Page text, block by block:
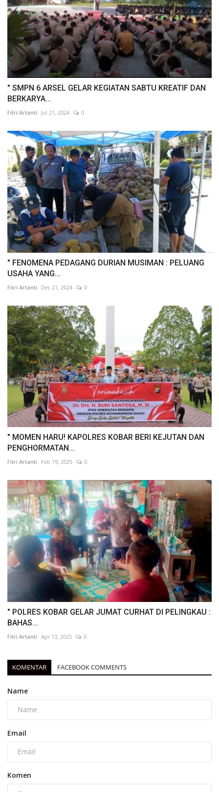
" SMPN 6 ARSEL GELAR KEGIATAN SABTU KREATIF DAN
BERKARYA...
Fitri Artanti Jul 21, 2024 0
" FENOMENA PEDAGANG DURIAN MUSIMAN : PELUANG
USAHA YANG...
Fitri Artanti Dec 21, 2024 0
" MOMEN HARU! KAPOLRES KOBAR BERI KEJUTAN DAN
PENGHORMATAN...
Fitri Artanti Feb 19, 2025 0
" POLRES KOBAR GELAR JUMAT CURHAT DI PELINGKAU :
BAHAS...
Fitri Artanti Apr 13, 2025 0
KOMENTAR FACEBOOK COMMENTS
Name
Email
Komen